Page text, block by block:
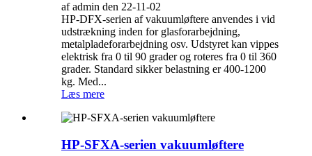
af admin den 22-11-02
HP-DFX-serien af ​​vakuumløftere anvendes i vid
udstrækning inden for glasforarbejdning,
metalpladeforarbejdning osv. Udstyret kan vippes
elektrisk fra 0 til 90 grader og roteres fra 0 til 360
grader. Standard sikker belastning er 400-1200
kg. Med...
Læs mere
HP-SFXA-serien vakuumløftere